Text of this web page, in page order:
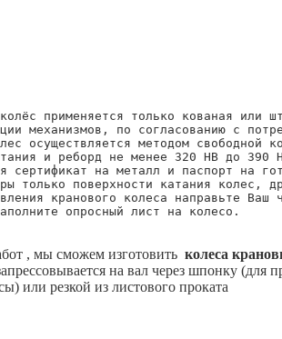
применяется только кованая или
механизмов, по согласованию с
осуществляется методом
и реборд не менее 320 НВ до 390
сертификат на металл и паспорт на
только поверхности катания колес,
кранового колеса направьте Ваш
опросный лист на колесо.
, мы сможем изготовить колеса
на вал через шпонку (для
или резкой из листового проката